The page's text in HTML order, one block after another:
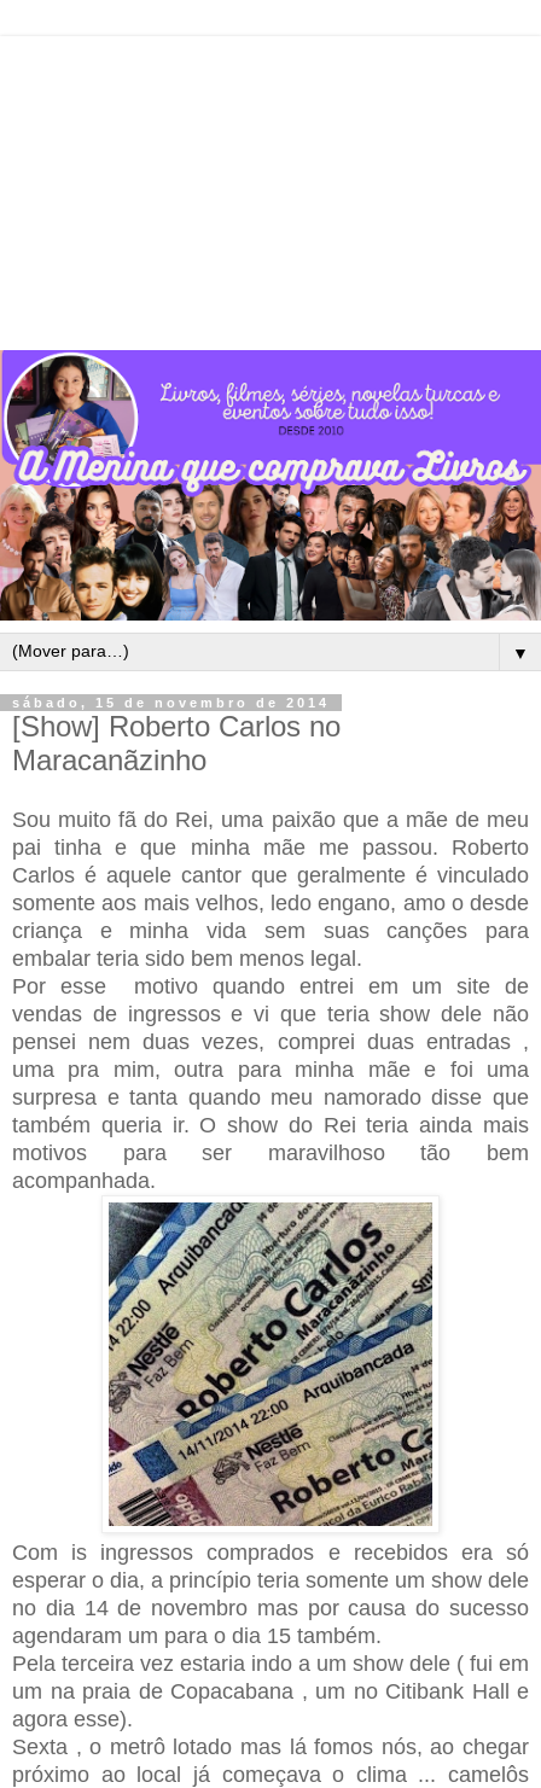
▼
sábado, 15 de novembro de 2014
[Show] Roberto Carlos no
Maracanãzinho
Sou muito fã do Rei, uma paixão que a mãe de meu
pai tinha e que minha mãe me passou. Roberto
Carlos é aquele cantor que geralmente é vinculado
somente aos mais velhos, ledo engano, amo o desde
criança e minha vida sem suas canções para
embalar teria sido bem menos legal.
Por esse motivo quando entrei em um site de
vendas de ingressos e vi que teria show dele não
pensei nem duas vezes, comprei duas entradas ,
uma pra mim, outra para minha mãe e foi uma
surpresa e tanta quando meu namorado disse que
também queria ir. O show do Rei teria ainda mais
motivos para ser maravilhoso tão bem
acompanhada.
Com is ingressos comprados e recebidos era só
esperar o dia, a princípio teria somente um show dele
no dia 14 de novembro mas por causa do sucesso
agendaram um para o dia 15 também.
Pela terceira vez estaria indo a um show dele ( fui em
um na praia de Copacabana , um no Citibank Hall e
agora esse).
Sexta , o metrô lotado mas lá fomos nós, ao chegar
próximo ao local já começava o clima ... camelôs